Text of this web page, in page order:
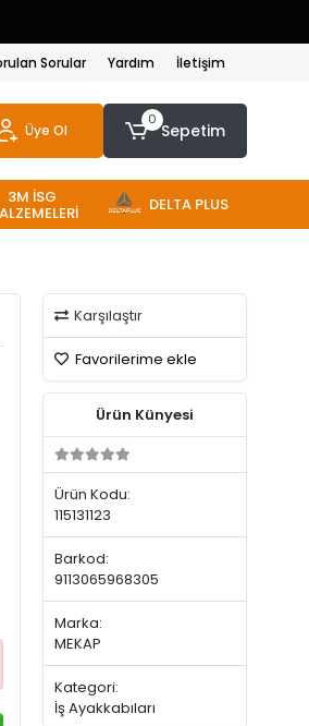
Sorular Yardım İletişim
Üye Ol
0
Sepetim
3M İSG DELTA PLUS
Karşılaştır
Favorilerime ekle
Ürün Künyesi
Ürün Kodu:
115131123
Barkod:
9113065968305
Marka:
MEKAP
Kategori:
İş Ayakkabıları